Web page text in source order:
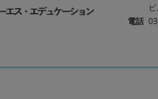
電話